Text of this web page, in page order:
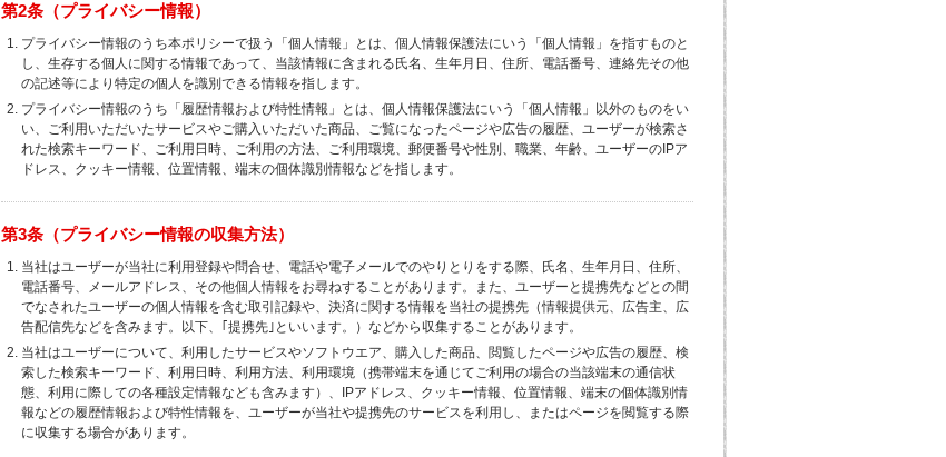
第2条（プライバシー情報）
プライバシー情報のうち本ポリシーで扱う「個人情報」とは、個人情報保護法にいう「個人情報」を指すものと
し、生存する個人に関する情報であって、当該情報に含まれる氏名、生年月日、住所、電話番号、連絡先その他
の記述等により特定の個人を識別できる情報を指します。
プライバシー情報のうち「履歴情報および特性情報」とは、個人情報保護法にいう「個人情報」以外のものをい
い、ご利用いただいたサービスやご購入いただいた商品、ご覧になったページや広告の履歴、ユーザーが検索さ
れた検索キーワード、ご利用日時、ご利用の方法、ご利用環境、郵便番号や性別、職業、年齢、ユーザーのIPア
ドレス、クッキー情報、位置情報、端末の個体識別情報などを指します。
第3条（プライバシー情報の収集方法）
当社はユーザーが当社に利用登録や問合せ、電話や電子メールでのやりとりをする際、氏名、生年月日、住所、
電話番号、メールアドレス、その他個人情報をお尋ねすることがあります。また、ユーザーと提携先などとの間
でなされたユーザーの個人情報を含む取引記録や、決済に関する情報を当社の提携先（情報提供元、広告主、広
告配信先などを含みます。以下、｢提携先｣といいます。）などから収集することがあります。
当社はユーザーについて、利用したサービスやソフトウエア、購入した商品、閲覧したページや広告の履歴、検
索した検索キーワード、利用日時、利用方法、利用環境（携帯端末を通じてご利用の場合の当該端末の通信状
態、利用に際しての各種設定情報なども含みます）、IPアドレス、クッキー情報、位置情報、端末の個体識別情
報などの履歴情報および特性情報を、ユーザーが当社や提携先のサービスを利用し、またはページを閲覧する際
に収集する場合があります。